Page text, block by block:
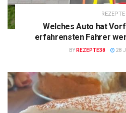
REZEPTE
Welches Auto hat
erfahrensten Fahrer
BY REZEPTE38 28